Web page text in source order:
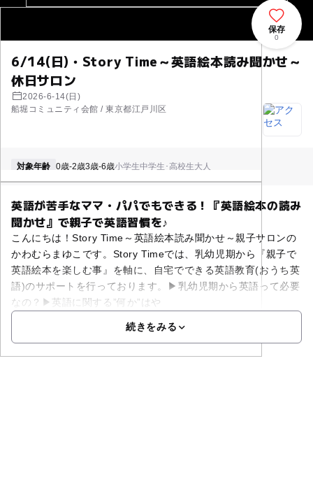
6/14(日)・Story Time～英語絵本読み聞かせ～
休日サロン
2026-6-14(日)
船堀コミュニティ会館 / 東京都江戸川区
保存
0
対象年齢 0歳-2歳3歳-6歳小学生中学生･高校生大人
英語が苦手なママ・パパでもできる！『英語絵本の読み
聞かせ』で親子で英語習慣を♪
こんにちは！Story Time～英語絵本読み聞かせ～親子サロンの
かわむらまゆこです。Story Timeでは、乳幼児期から『親子で
英語絵本を楽しむ事』を軸に、自宅でできる英語教育(おうち英
語)のサポートを行っております。▶乳幼児期から英語って必要
なの？▶英語に関する”何か”はや
続きをみる